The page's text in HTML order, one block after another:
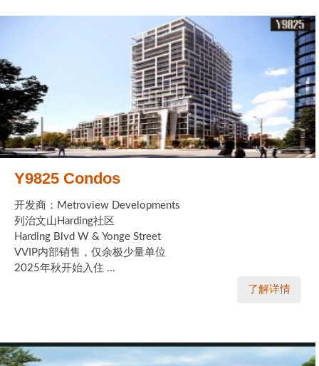
Y9825 Condos
开发商：Metroview Developments
列治文山Harding社区
Harding Blvd W & Yonge Street
VVIP内部销售，仅余极少量单位
2025年秋开始入住 ...
了解详情